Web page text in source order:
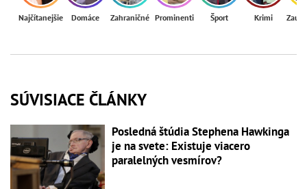
Najčítanejšie Domáce Zahraničné Prominenti Šport Krimi
SÚVISIACE ČLÁNKY
Posledná štúdia Stephena Hawkinga
je na svete: Existuje viacero
paralelných vesmírov?